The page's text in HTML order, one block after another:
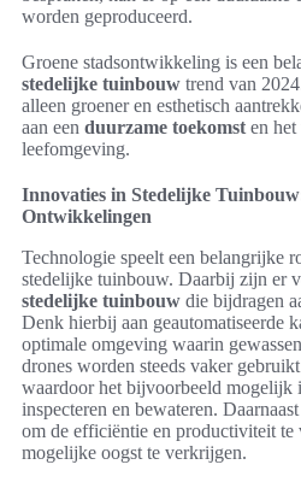
worden geproduceerd.
Groene stadsontwikkeling is een
stedelijke tuinbouw trend van
alleen groener en esthetisch
aan een duurzame toekomst en het
leefomgeving.
Innovaties in Stedelijke
Ontwikkelingen
Technologie speelt een belangrijke
stedelijke tuinbouw. Daarbij zijn er
stedelijke tuinbouw die bijdragen
Denk hierbij aan geautomatiseerde
optimale omgeving waarin
drones worden steeds vaker
waardoor het bijvoorbeeld mogelijk
inspecteren en bewateren.
om de efficiëntie en productiviteit te
mogelijke oogst te verkrijgen.